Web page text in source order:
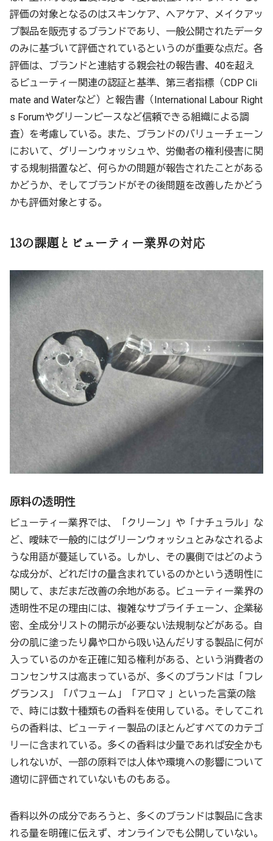
評価の対象となるのはスキンケア、ヘアケア、メイクアッ
プ製品を販売するブランドであり、一般公開されたデータ
のみに基づいて評価されているというのが重要な点だ。各
評価は、ブランドと連結する親会社の報告書、40を超え
るビューティー関連の認証と基準、第三者指標（CDP Cli
mate and Waterなど）と報告書（International Labour Right
s Forumやグリーンピースなど信頼できる組織による調
査）を考慮している。また、ブランドのバリューチェーン
において、グリーンウォッシュや、労働者の権利侵害に関
する規制措置など、何らかの問題が報告されたことがある
かどうか、そしてブランドがその後問題を改善したかどう
かも評価対象とする。
13の課題とビューティー業界の対応
原料の透明性
ビューティー業界では、「クリーン」や「ナチュラル」な
ど、曖昧で一般的にはグリーンウォッシュとみなされるよ
うな用語が蔓延している。しかし、その裏側ではどのよう
な成分が、どれだけの量含まれているのかという透明性に
関して、まだまだ改善の余地がある。ビューティー業界の
透明性不足の理由には、複雑なサプライチェーン、企業秘
密、全成分リストの開示が必要ない法規制などがある。自
分の肌に塗ったり鼻や口から吸い込んだりする製品に何が
入っているのかを正確に知る権利がある、という消費者の
コンセンサスは高まっているが、多くのブランドは「フレ
グランス」「パフューム」「アロマ 」といった言葉の陰
で、時には数十種類もの香料を使用している。そしてこれ
らの香料は、ビューティー製品のほとんどすべてのカテゴ
リーに含まれている。多くの香料は少量であれば安全かも
しれないが、一部の原料では人体や環境への影響について
適切に評価されていないものもある。
香料以外の成分であろうと、多くのブランドは製品に含ま
れる量を明確に伝えず、オンラインでも公開していない。